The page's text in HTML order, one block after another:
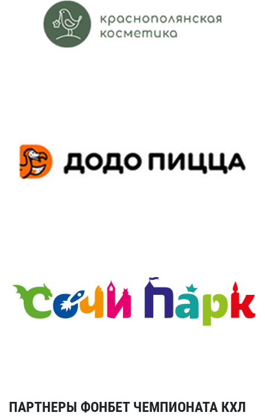
ПАРТНЕРЫ ФОНБЕТ ЧЕМПИОНАТА КХЛ